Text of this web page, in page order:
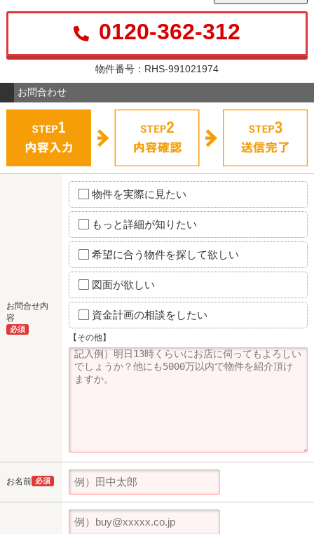
0120-362-312
物件番号：RHS-991021974
お問合わせ
お問合せ内
容
必須
物件を実際に見たい
もっと詳細が知りたい
希望に合う物件を探して欲しい
図面が欲しい
資金計画の相談をしたい
【その他】
お名前 必須